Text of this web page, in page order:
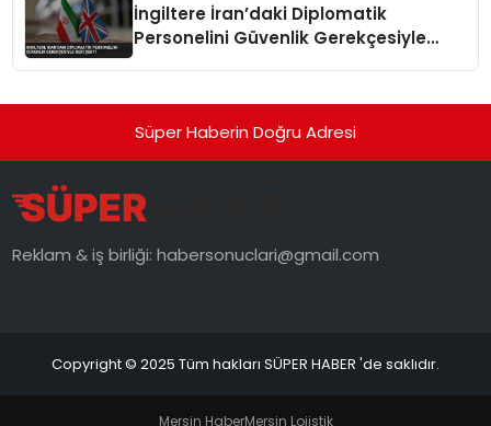
İngiltere İran’daki Diplomatik
Personelini Güvenlik Gerekçesiyle
Süper Haberin Doğru Adresi
Reklam & iş birliği:habersonuclari@gmail.com
Copyright © 2025 Tüm hakları SÜPER HABER 'de saklıdır.
Mersin HaberMersin Lojistik